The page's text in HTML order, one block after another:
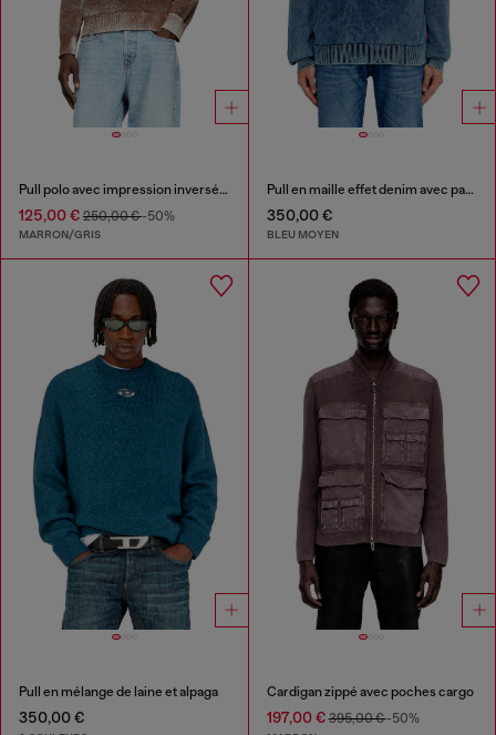
Pull polo avec impression inversée délavée
125,00 € 250,00 €-50%
MARRON/GRIS
Pull en maille effet denim avec patchs
350,00 €
BLEU MOYEN
Pull en mélange de laine et alpaga
350,00 €
Cardigan zippé avec poches cargo
197,00 €395,00 €-50%